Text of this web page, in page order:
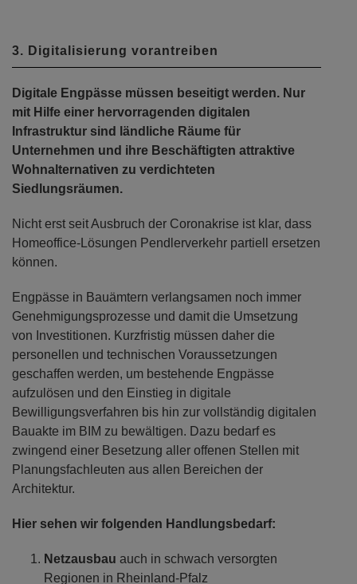
3. Digitalisierung vorantreiben
Digitale Engpässe müssen beseitigt werden. Nur
mit Hilfe einer hervorragenden digitalen
Infrastruktur sind ländliche Räume für
Unternehmen und ihre Beschäftigten attraktive
Wohnalternativen zu verdichteten
Siedlungsräumen.
Nicht erst seit Ausbruch der Coronakrise ist klar, dass
Homeoffice-Lösungen Pendlerverkehr partiell ersetzen
können.
Engpässe in Bauämtern verlangsamen noch immer
Genehmigungsprozesse und damit die Umsetzung
von Investitionen. Kurzfristig müssen daher die
personellen und technischen Voraussetzungen
geschaffen werden, um bestehende Engpässe
aufzulösen und den Einstieg in digitale
Bewilligungsverfahren bis hin zur vollständig digitalen
Bauakte im BIM zu bewältigen. Dazu bedarf es
zwingend einer Besetzung aller offenen Stellen mit
Planungsfachleuten aus allen Bereichen der
Architektur.
Hier sehen wir folgenden Handlungsbedarf:
Netzausbau auch in schwach versorgten
Regionen in Rheinland-Pfalz